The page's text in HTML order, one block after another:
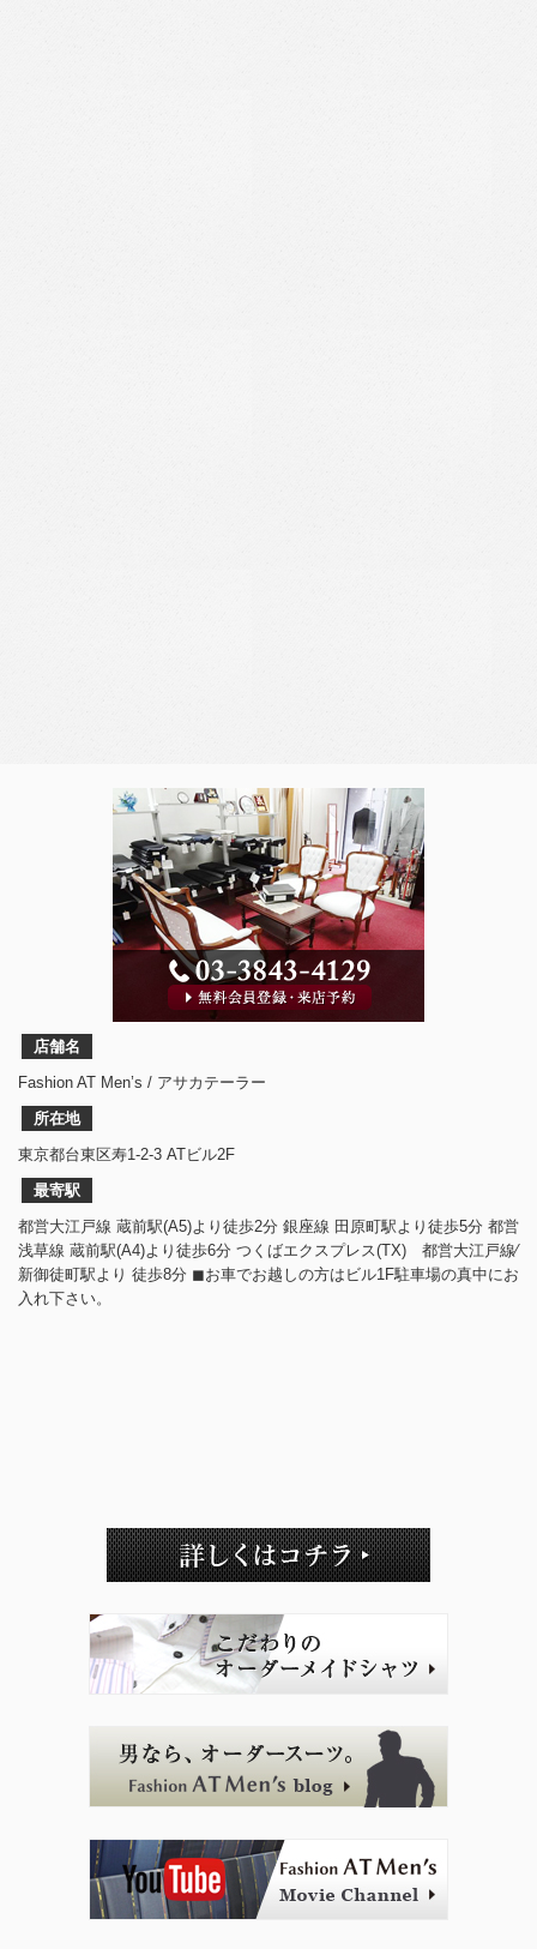
店舗名
Fashion AT Men’s / アサカテーラー
所在地
東京都台東区寿1-2-3 ATビル2F
最寄駅
都営大江戸線 蔵前駅(A5)より徒歩2分 銀座線 田原町駅より徒歩5分 都営
浅草線 蔵前駅(A4)より徒歩6分 つくばエクスプレス(TX) 都営大江戸線⁄
新御徒町駅より 徒歩8分 ◼︎お車でお越しの方はビル1F駐車場の真中にお
入れ下さい。